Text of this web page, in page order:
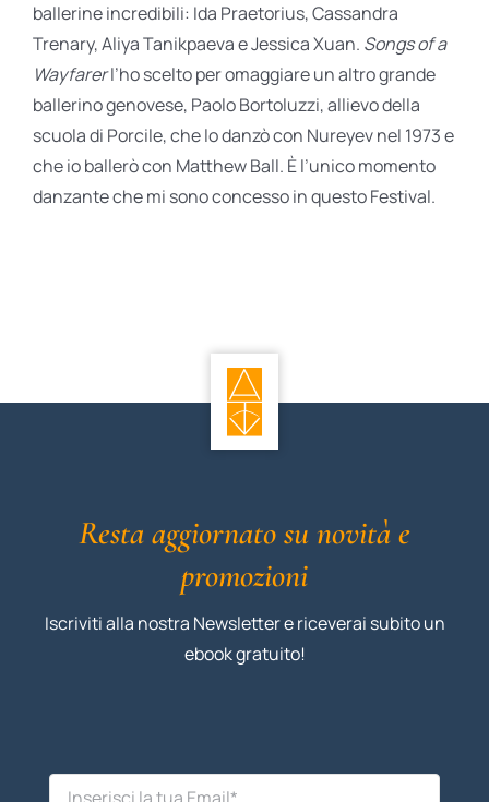
ballerine incredibili: Ida Praetorius, Cassandra
Trenary, Aliya Tanikpaeva e Jessica Xuan. Songs of a
Wayfarerl’ho scelto per omaggiare un altro grande
ballerino genovese, Paolo Bortoluzzi, allievo della
scuola di Porcile, che lo danzò con Nureyev nel 1973 e
che io ballerò con Matthew Ball. È l’unico momento
danzante che mi sono concesso in questo Festival.
Resta aggiornato su novità e
promozioni
Iscriviti alla nostra Newsletter e riceverai subito un
ebook gratuito!